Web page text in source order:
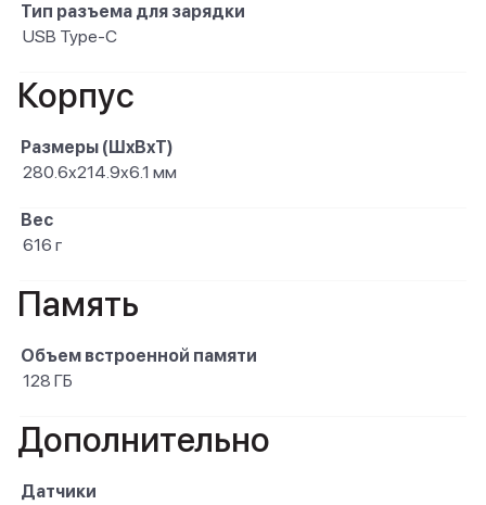
Тип разъема для зарядки
USB Type-C
Корпус
Размеры (ШxВxТ)
280.6x214.9x6.1 мм
Вес
616 г
Память
Объем встроенной памяти
128 ГБ
Дополнительно
Датчики